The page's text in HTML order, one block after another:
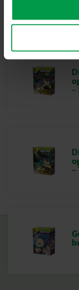
biedt een leuke
het de fijne
– T-Rex speelfiguur
– Houten hamer
Waarom kiezen
voor plezier en is
zijn op hun werk,
stimuleert.
–
–